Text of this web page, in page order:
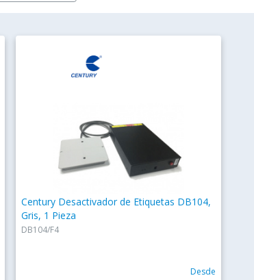
Century Desactivador de Etiquetas DB104,
Gris, 1 Pieza
DB104/F4
Desde